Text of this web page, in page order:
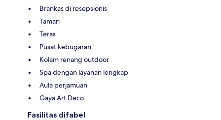
Brankas di resepsionis
Taman
Teras
Pusat kebugaran
Kolam renang outdoor
Spa dengan layanan lengkap
Aula perjamuan
Gaya Art Deco
Fasilitas difabel